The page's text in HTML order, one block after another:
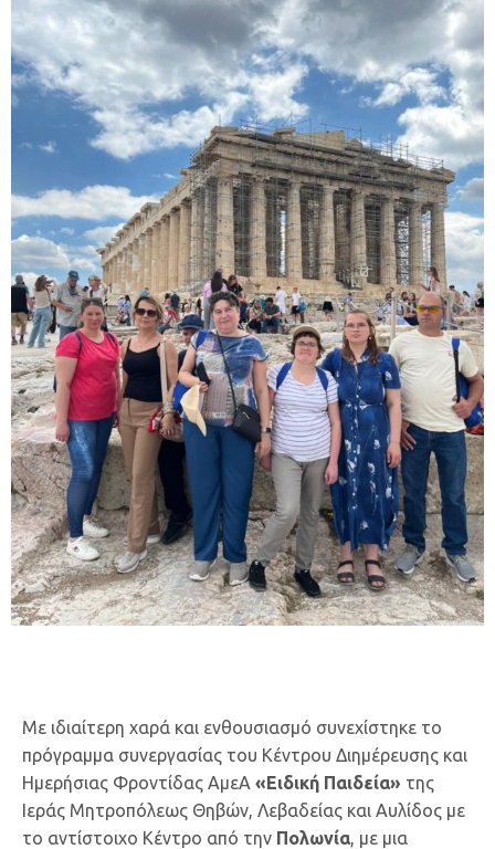
Με ιδιαίτερη χαρά και ενθουσιασμό συνεχίστηκε το
πρόγραμμα συνεργασίας του Κέντρου Διημέρευσης και
Ημερήσιας Φροντίδας ΑμεΑ «Ειδική Παιδεία» της
Ιεράς Μητροπόλεως Θηβών, Λεβαδείας και Αυλίδος με
το αντίστοιχο Κέντρο από την Πολωνία, με μια